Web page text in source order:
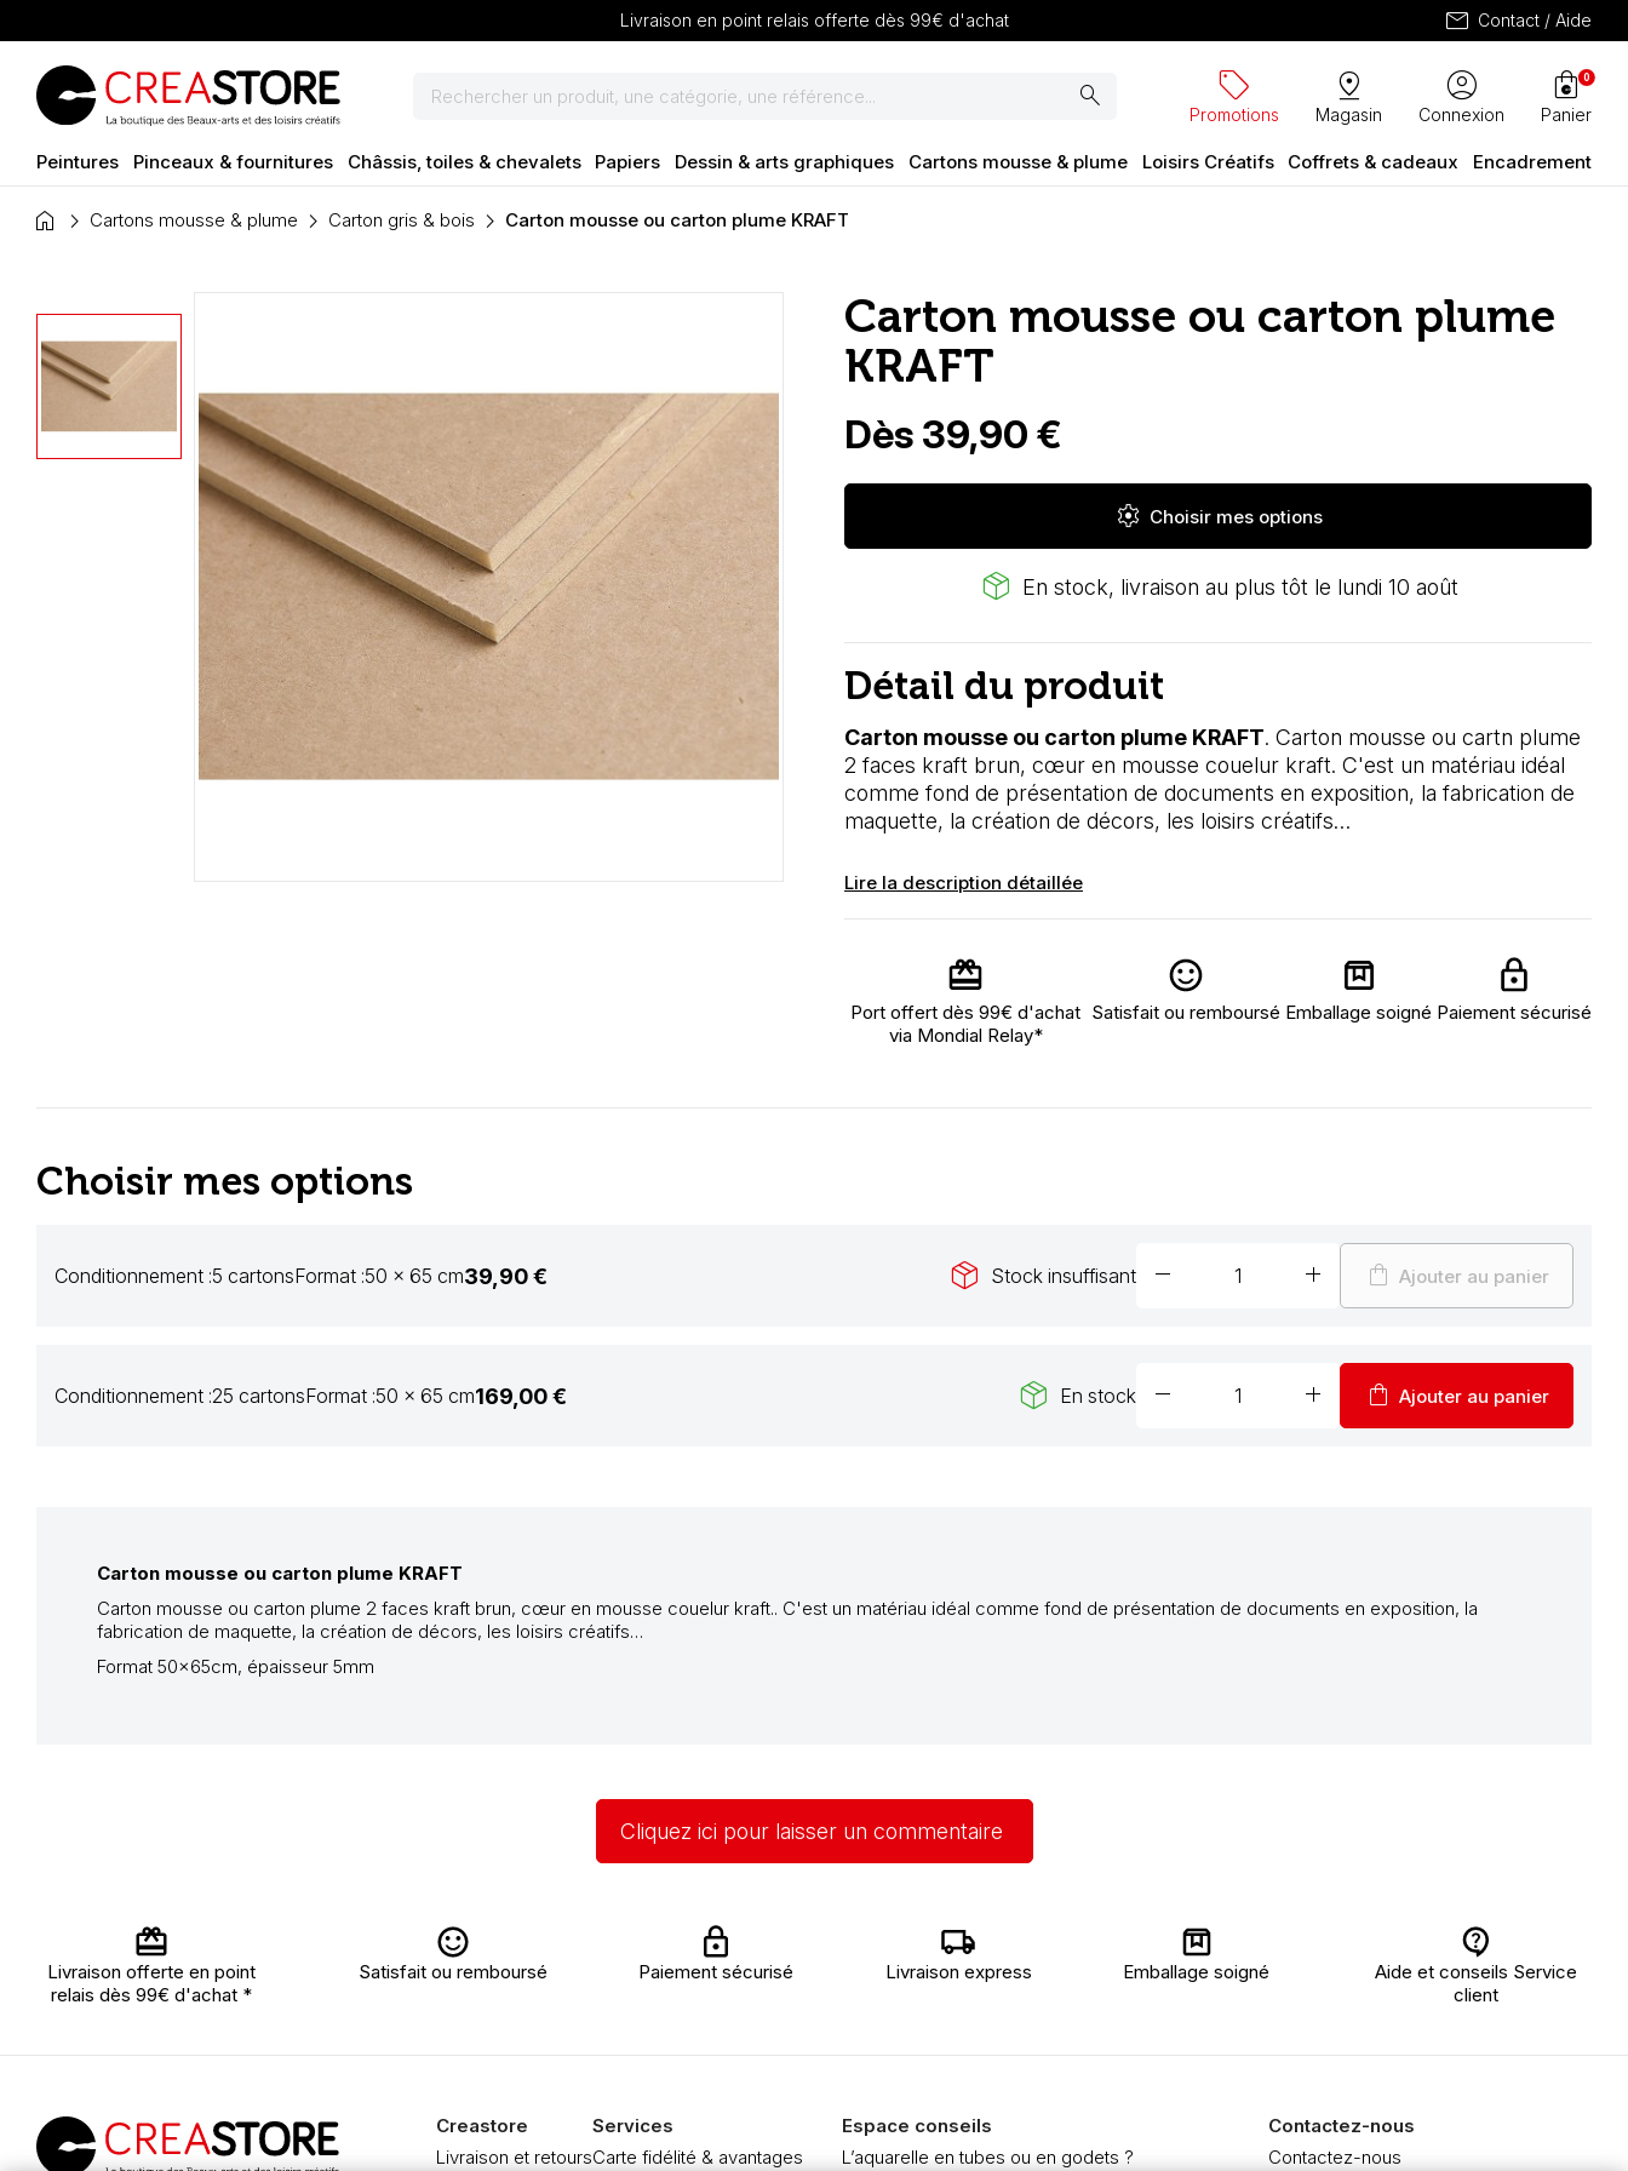
Livraison en point relais offerte dès 99€ d'achat mail Contact / Aide
search sell
Promotions
pin_drop
Magasin
account_circle
Connexion
shopping_bag
Panier
0
Peintures Pinceaux & fournitures Châssis, toiles & chevalets Papiers Dessin & arts graphiques Cartons mousse & plume Loisirs Créatifs Coffrets & cadeaux Encadrement
home Cartons mousse & plume Carton gris & bois Carton mousse ou carton plume KRAFT
Carton mousse ou carton plume
KRAFT
Dès 39,90 €
settings Choisir mes options
package_2 En stock, livraison au plus tôt le lundi 10 août
Détail du produit
Carton mousse ou carton plume KRAFT. Carton mousse ou cartn plume
2 faces kraft brun, cœur en mousse couelur kraft. C'est un matériau idéal
comme fond de présentation de documents en exposition, la fabrication de
maquette, la création de décors, les loisirs créatifs…
Lire la description détaillée
Port offert dès 99€ d'achat
via Mondial Relay*
Satisfait ou remboursé Emballage soigné Paiement sécurisé
Choisir mes options
Conditionnement :5 cartonsFormat :50 x 65 cm39,90 € package_2 Stock insuffisant remove add shopping_bag Ajouter au panier
Conditionnement :25 cartonsFormat :50 x 65 cm169,00 € package_2 En stock remove add shopping_bag Ajouter au panier
Carton mousse ou carton plume KRAFT
Carton mousse ou carton plume 2 faces kraft brun, cœur en mousse couelur kraft.. C'est un matériau idéal comme fond de présentation de documents en exposition, la
fabrication de maquette, la création de décors, les loisirs créatifs…
Format 50x65cm, épaisseur 5mm
Cliquez ici pour laisser un commentaire
Livraison offerte en point
relais dès 99€ d'achat *
Satisfait ou remboursé Paiement sécurisé Livraison express Emballage soigné
Aide et conseils Service
client
Creastore
Livraison et retours
Services
Carte fidélité & avantages
Espace conseils
L’aquarelle en tubes ou en godets ?
Contactez-nous
Contactez-nous